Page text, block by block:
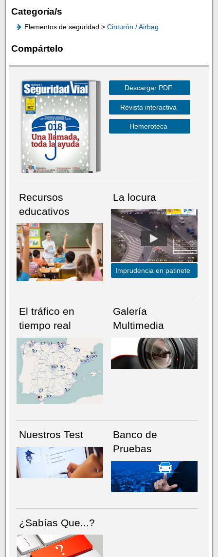
Categoría/s
Elementos de seguridad > Cinturón / Airbag
Compártelo
NÚMERO ACTUALHEMEROTECA
Descargar PDF
Revista interactiva
Hemeroteca
Recursos
educativos
La locura
Imprudencia en patinete
El tráfico en
tiempo real
Galería
Multimedia
Nuestros Test
Banco de
Pruebas
¿Sabías Que...?